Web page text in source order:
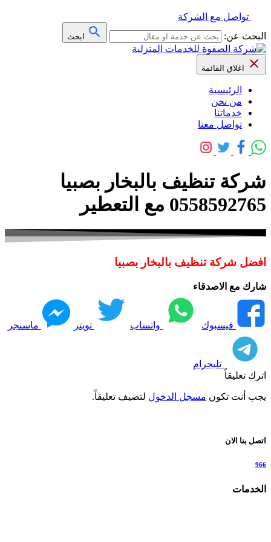
تواصل مع الشركة
البحث عن:
ابحث
اغلاق القائمة
الرئيسية
من نحن
خدماتنا
تواصل معنا
شركة تنظيف بالبخار بصبيا
0558592765 مع التعطير
افضل شركة تنظيف بالبخار بصبيا
شارك مع الاصدقاء
فيسبوك واتساب تويتر ماسنجر
تليجرام
اترك تعليقاً
يجب أنت تكون مسجل الدخول لتضيف تعليقاً.
اتصل بنا الان
966
الخدمات